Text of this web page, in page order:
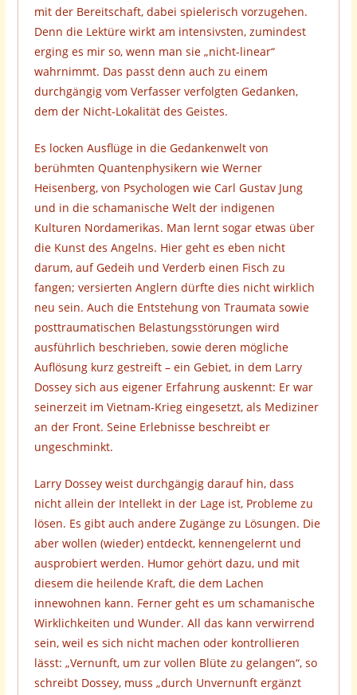
mit der Bereitschaft, dabei spielerisch vorzugehen.
Denn die Lektüre wirkt am intensivsten, zumindest
erging es mir so, wenn man sie „nicht-linear“
wahrnimmt. Das passt denn auch zu einem
durchgängig vom Verfasser verfolgten Gedanken,
dem der Nicht-Lokalität des Geistes.
Es locken Ausflüge in die Gedankenwelt von
berühmten Quantenphysikern wie Werner
Heisenberg, von Psychologen wie Carl Gustav Jung
und in die schamanische Welt der indigenen
Kulturen Nordamerikas. Man lernt sogar etwas über
die Kunst des Angelns. Hier geht es eben nicht
darum, auf Gedeih und Verderb einen Fisch zu
fangen; versierten Anglern dürfte dies nicht wirklich
neu sein. Auch die Entstehung von Traumata sowie
posttraumatischen Belastungsstörungen wird
ausführlich beschrieben, sowie deren mögliche
Auflösung kurz gestreift – ein Gebiet, in dem Larry
Dossey sich aus eigener Erfahrung auskennt: Er war
seinerzeit im Vietnam-Krieg eingesetzt, als Mediziner
an der Front. Seine Erlebnisse beschreibt er
ungeschminkt.
Larry Dossey weist durchgängig darauf hin, dass
nicht allein der Intellekt in der Lage ist, Probleme zu
lösen. Es gibt auch andere Zugänge zu Lösungen. Die
aber wollen (wieder) entdeckt, kennengelernt und
ausprobiert werden. Humor gehört dazu, und mit
diesem die heilende Kraft, die dem Lachen
innewohnen kann. Ferner geht es um schamanische
Wirklichkeiten und Wunder. All das kann verwirrend
sein, weil es sich nicht machen oder kontrollieren
lässt: „Vernunft, um zur vollen Blüte zu gelangen“, so
schreibt Dossey, muss „durch Unvernunft ergänzt